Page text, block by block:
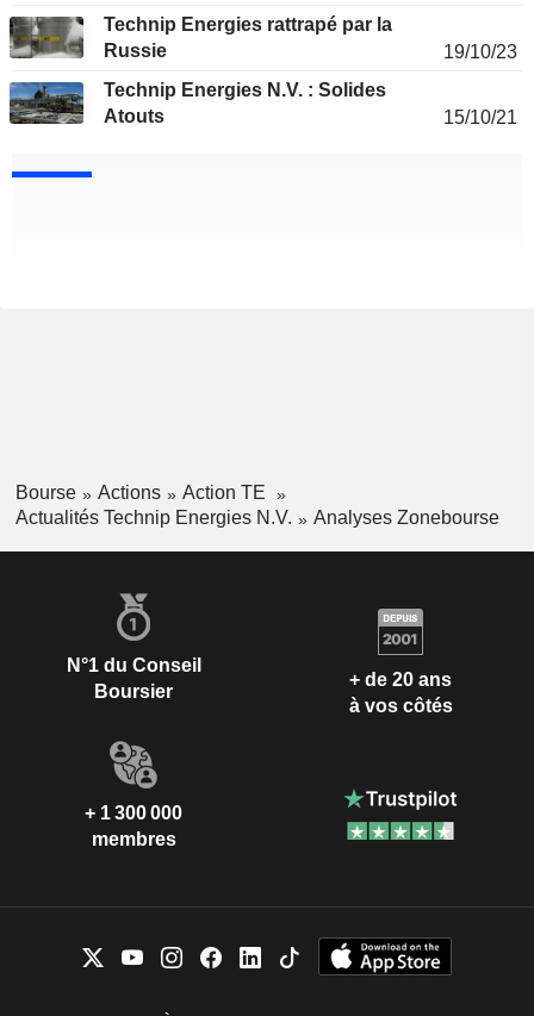
Technip Energies rattrapé par la
Russie
19/10/23
Technip Energies N.V. : Solides
Atouts
15/10/21
Bourse Actions
Action TE
Actualités Technip Energies N.V.
Analyses Zonebourse
N°1 du Conseil
Boursier
+ de 20 ans
à vos côtés
+ 1 300 000
membres